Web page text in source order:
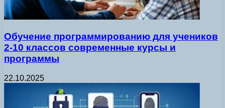
Обучение программированию для учеников
2-10 классов современные курсы и
программы
22.10.2025